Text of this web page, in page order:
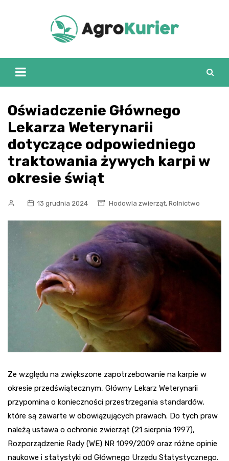
Oświadczenie Głównego
Lekarza Weterynarii
dotyczące odpowiedniego
traktowania żywych karpi w
okresie świąt
13 grudnia 2024 Hodowla zwierząt, Rolnictwo
Ze względu na zwiększone zapotrzebowanie na karpie w
okresie przedświątecznym, Główny Lekarz Weterynarii
przypomina o konieczności przestrzegania standardów,
które są zawarte w obowiązujących prawach. Do tych praw
należą ustawa o ochronie zwierząt (21 sierpnia 1997),
Rozporządzenie Rady (WE) NR 1099/2009 oraz różne opinie
naukowe i statystyki od Głównego Urzędu Statystycznego.